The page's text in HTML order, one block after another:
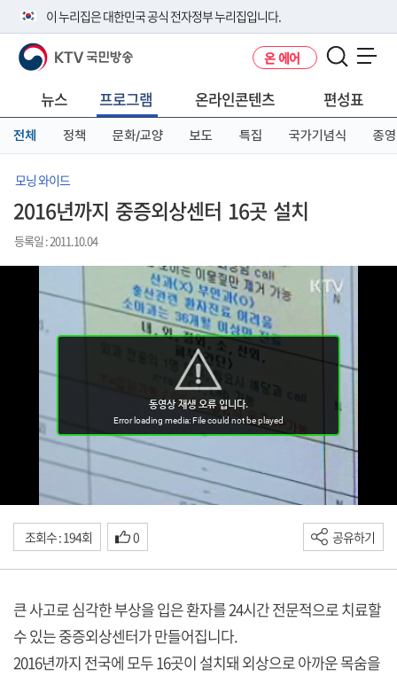
이 누리집은 대한민국 공식 전자정부 누리집입니다.
공식 누리집 주소 확인하기
니다.
이밖에 or.kr 또는 .kr등 다른 도메인 주소를 사용하고 있다면 아래 URL에
서 도메인 주소를 확인해 보세요
KTV 국민방송 온 에어
뉴스 프로그램 온라인콘텐츠 편성표
전체 정책 문화/교양 보도 특집 국가기념식 종영
모닝 와이드
2016년까지 중증외상센터 16곳 설치
등록일 : 2011.10.04
조회수 : 194회 0 공유하기
큰 사고로 심각한 부상을 입은 환자를 24시간 전문적으로 치료할
수 있는 중증외상센터가 만들어집니다.
2016년까지 전국에 모두 16곳이 설치돼 외상으로 아까운 목숨을